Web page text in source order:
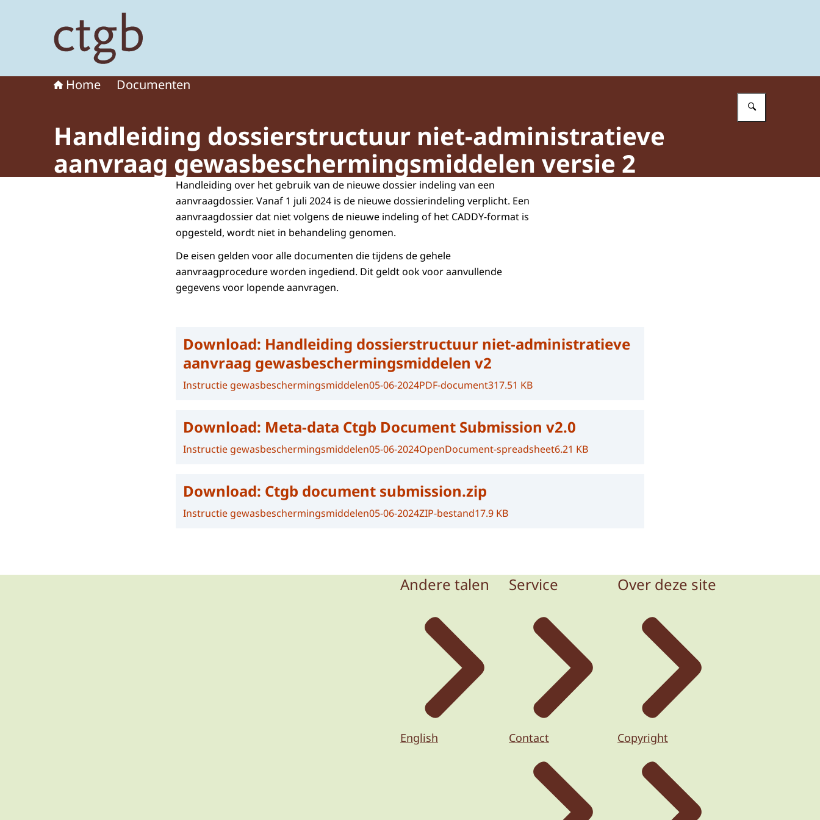
Home Documenten
Handleiding dossierstructuur niet-administratieve
aanvraag gewasbeschermingsmiddelen versie 2
Handleiding over het gebruik van de nieuwe dossier indeling van een
aanvraagdossier. Vanaf 1 juli 2024 is de nieuwe dossierindeling verplicht. Een
aanvraagdossier dat niet volgens de nieuwe indeling of het CADDY-format is
opgesteld, wordt niet in behandeling genomen.
De eisen gelden voor alle documenten die tijdens de gehele
aanvraagprocedure worden ingediend. Dit geldt ook voor aanvullende
gegevens voor lopende aanvragen.
Download: Handleiding dossierstructuur niet-administratieve
aanvraag gewasbeschermingsmiddelen v2
Instructie gewasbeschermingsmiddelen05-06-2024PDF-document317.51 KB
Download: Meta-data Ctgb Document Submission v2.0
Instructie gewasbeschermingsmiddelen05-06-2024OpenDocument-spreadsheet6.21 KB
Download: Ctgb document submission.zip
Instructie gewasbeschermingsmiddelen05-06-2024ZIP-bestand17.9 KB
Andere talen
English
Service
Contact
Over deze site
Copyright